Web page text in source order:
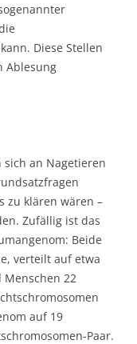
Diese Stellen
Ablesung
an Nagetieren
zu klären wären –
Zufällig ist das
Beide
verteilt auf etwa
22
auf 19
Paar.